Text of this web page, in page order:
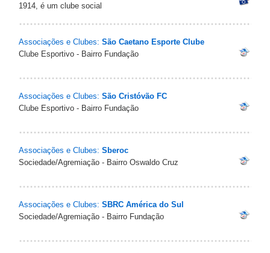
1914, é um clube social
Associações e Clubes: São Caetano Esporte Clube
Clube Esportivo - Bairro Fundação
Associações e Clubes: São Cristóvão FC
Clube Esportivo - Bairro Fundação
Associações e Clubes: Sberoc
Sociedade/Agremiação - Bairro Oswaldo Cruz
Associações e Clubes: SBRC América do Sul
Sociedade/Agremiação - Bairro Fundação